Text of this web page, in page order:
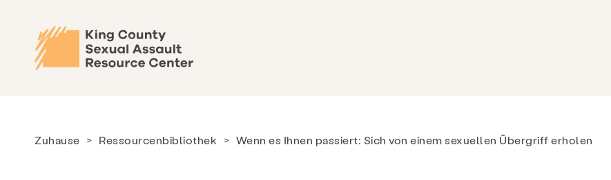
Zuhause > Ressourcenbibliothek > Wenn es Ihnen passiert: Sich von einem sexuellen Übergriff erholen